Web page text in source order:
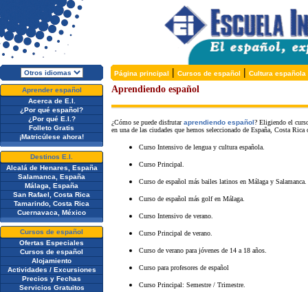
Página principal | Cursos de español | Cultura española
Aprender español
Acerca de E.I.
¿Por qué español?
¿Por qué E.I.?
Folleto Gratis
¡Matricúlese ahora!
Destinos E.I.
Alcalá de Henares, España
Salamanca, España
Málaga, España
San Rafael, Costa Rica
Tamarindo, Costa Rica
Cuernavaca, México
Cursos de español
Ofertas Especiales
Cursos de español
Alojamiento
Actividades / Excursiones
Precios y Fechas
Servicios Gratuitos
Aprendiendo español
¿Cómo se puede disfrutaraprendiendo español? Eligiendo el
en una de las ciudades que hemos seleccionado de España, Costa
Curso Intensivo de lengua y cultura española.
Curso Principal.
Curso de español más bailes latinos en Málaga y Salamanca.
Curso de español más golf en Málaga.
Curso Intensivo de verano.
Curso Principal de verano.
Curso de verano para jóvenes de 14 a 18 años.
Curso para profesores de español
Curso Principal: Semestre / Trimestre.